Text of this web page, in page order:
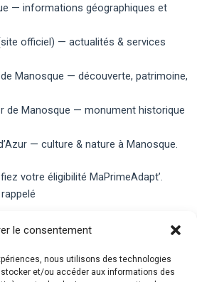
le consentement
nous utilisons des technologies
et/ou accéder aux informations des
— informations géographiques et
officiel) — actualités & services
Manosque — découverte, patrimoine,
de Manosque — monument historique
— culture & nature à Manosque.
votre éligibilité MaPrimeAdapt’.